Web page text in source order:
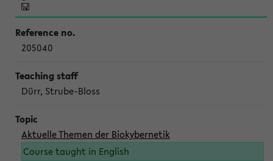
205040
Dürr, Strube-Bloss
Aktuelle Themen der Biokybernetik
Course taught in English